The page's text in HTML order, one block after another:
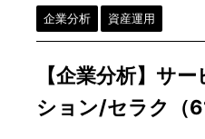
企業分析 資産運用
【企業分析】サ
ション/セラク（